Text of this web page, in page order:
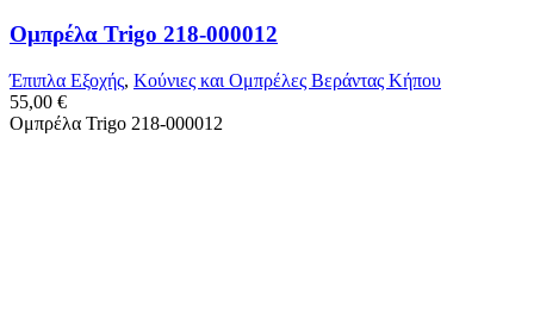
Ομπρέλα Trigo 218-000012
Έπιπλα Εξοχής, Κούνιες και Ομπρέλες Βεράντας Κήπου
55,00 €
Ομπρέλα Trigo 218-000012